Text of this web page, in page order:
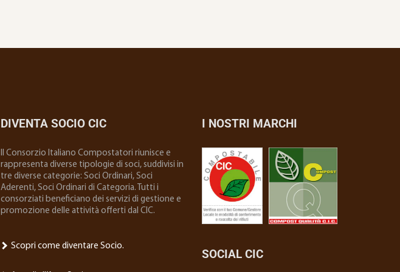
DIVENTA SOCIO CIC
ll Consorzio Italiano Compostatori riunisce e
rappresenta diverse tipologie di soci, suddivisi in
tre diverse categorie: Soci Ordinari, Soci
Aderenti, Soci Ordinari di Categoria. Tutti i
consorziati beneficiano dei servizi di gestione e
promozione delle attività offerti dal CIC.
Scopri come diventare Socio.
I NOSTRI MARCHI
SOCIAL CIC